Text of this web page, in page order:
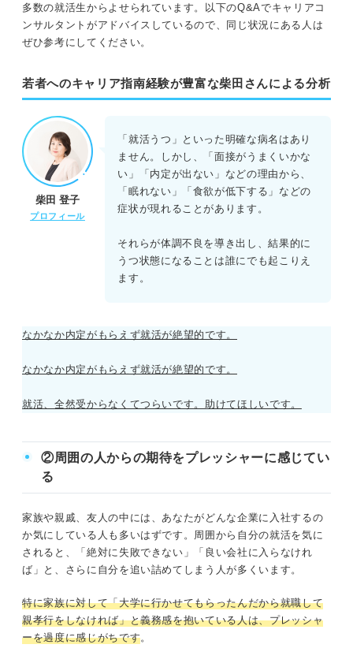
多数の就活生からよせられています。以下のQ&Aでキャリアコ
ンサルタントがアドバイスしているので、同じ状況にある人は
ぜひ参考にしてください。
若者へのキャリア指南経験が豊富な柴田さんによる分析
柴田 登子
プロフィール
「就活うつ」といった明確な病名はあり
ません。しかし、「面接がうまくいかな
い」「内定が出ない」などの理由から、
「眠れない」「食欲が低下する」などの
症状が現れることがあります。
それらが体調不良を導き出し、結果的に
うつ状態になることは誰にでも起こりえ
ます。
なかなか内定がもらえず就活が絶望的です。
なかなか内定がもらえず就活が絶望的です。
就活、全然受からなくてつらいです。助けてほしいです。
②周囲の人からの期待をプレッシャーに感じてい
る
家族や親戚、友人の中には、あなたがどんな企業に入社するの
か気にしている人も多いはずです。周囲から自分の就活を気に
されると、「絶対に失敗できない」「良い会社に入らなけれ
ば」と、さらに自分を追い詰めてしまう人が多くいます。
特に家族に対して「大学に行かせてもらったんだから就職して
親孝行をしなければ」と義務感を抱いている人は、プレッシャ
ーを過度に感じがちです。